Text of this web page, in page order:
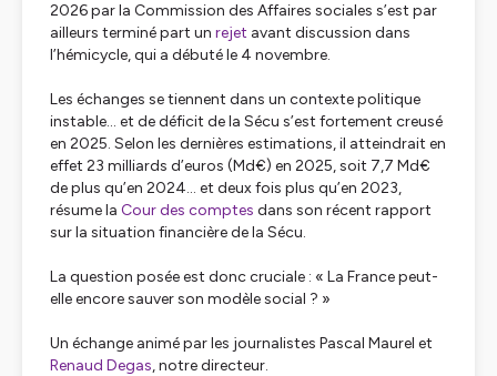
2026 par la Commission des Affaires sociales s’est par
ailleurs terminé part un rejet avant discussion dans
l’hémicycle, qui a débuté le 4 novembre.
Les échanges se tiennent dans un contexte politique
instable... et de déficit de la Sécu s’est fortement creusé
en 2025. Selon les dernières estimations, il atteindrait en
effet 23 milliards d’euros (Md€) en 2025, soit 7,7 Md€
de plus qu’en 2024… et deux fois plus qu’en 2023,
résume la Cour des comptes dans son récent rapport
sur la situation financière de la Sécu.
La question posée est donc cruciale : « La France peut-
elle encore sauver son modèle social ? »
Un échange animé par les journalistes Pascal Maurel et
Renaud Degas, notre directeur.